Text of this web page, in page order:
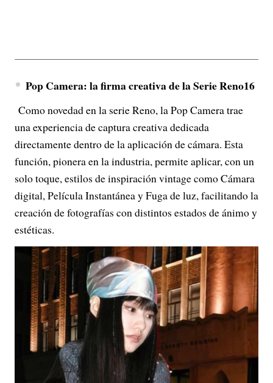
Pop Camera: la firma creativa de la Serie Reno16
Como novedad en la serie Reno, la Pop Camera trae
una experiencia de captura creativa dedicada
directamente dentro de la aplicación de cámara. Esta
función, pionera en la industria, permite aplicar, con un
solo toque, estilos de inspiración vintage como Cámara
digital, Película Instantánea y Fuga de luz, facilitando la
creación de fotografías con distintos estados de ánimo y
estéticas.